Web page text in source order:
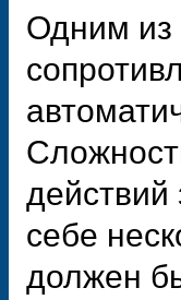
Одним из
себе
должен